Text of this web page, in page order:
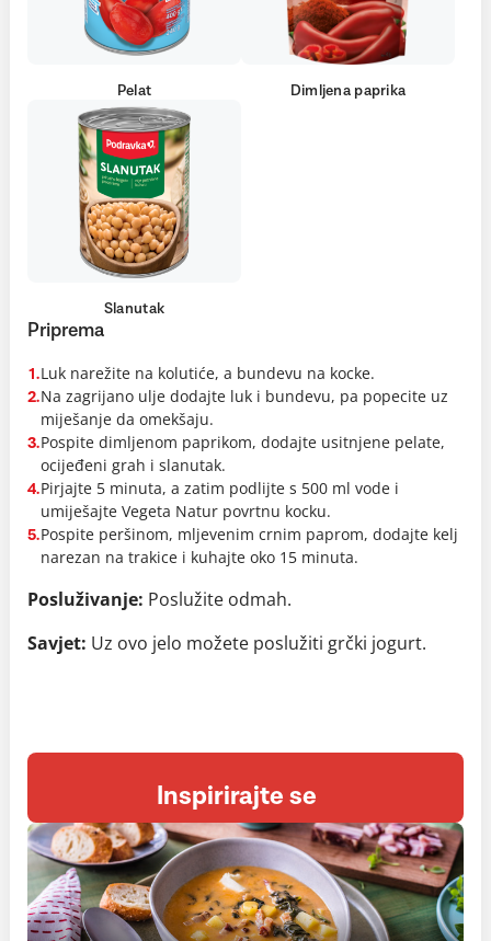
Pelat Dimljena paprika
Slanutak
Priprema
1.Luk narežite na kolutiće, a bundevu na kocke.
2.Na zagrijano ulje dodajte luk i bundevu, pa popecite uz
miješanje da omekšaju.
3.Pospite dimljenom paprikom, dodajte usitnjene pelate,
ocijeđeni grah i slanutak.
4.Pirjajte 5 minuta, a zatim podlijte s 500 ml vode i
umiješajte Vegeta Natur povrtnu kocku.
5.Pospite peršinom, mljevenim crnim paprom, dodajte kelj
narezan na trakice i kuhajte oko 15 minuta.
Posluživanje: Poslužite odmah.
Savjet: Uz ovo jelo možete poslužiti grčki jogurt.
Inspirirajte se